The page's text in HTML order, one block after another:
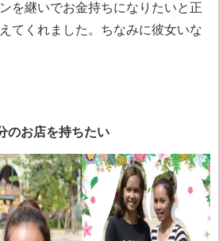
を継いでお金持ちになりたいと正
てくれました。ちなみに彼女いな
のお店を持ちたい